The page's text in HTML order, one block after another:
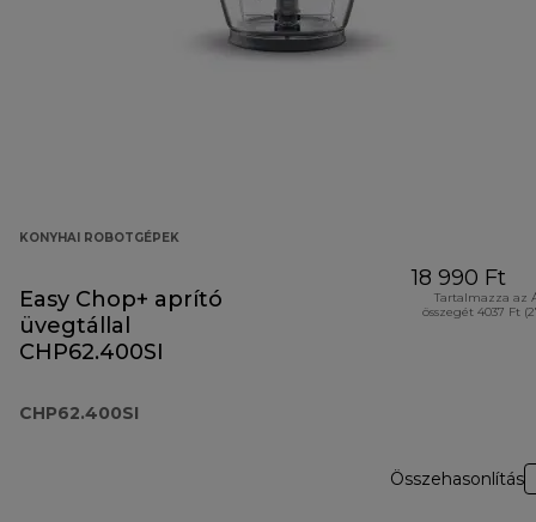
KONYHAI ROBOTGÉPEK
Easy Chop+ aprító
üvegtállal
CHP62.400SI
CHP62.400SI
18 990 Ft
Tartalmazza az
összegét 4037 Ft
Összehasonlítás